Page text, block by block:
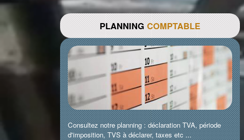
PLANNINGCOMPTABLE
Consultez notre planning : déclaration TVA, période
d'imposition, TVS à déclarer, taxes etc ...